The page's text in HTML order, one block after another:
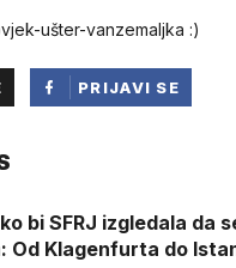
ušter-vanzemaljka :)
PRIJAVI SE
bi SFRJ izgledala da
Od Klagenfurta do